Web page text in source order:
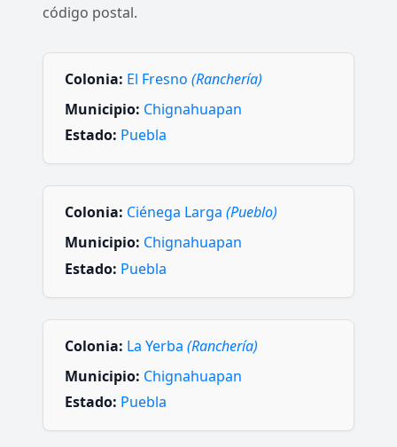
código postal.
Colonia: El Fresno (Ranchería)
Municipio: Chignahuapan
Estado: Puebla
Colonia: Ciénega Larga (Pueblo)
Municipio: Chignahuapan
Estado: Puebla
Colonia: La Yerba (Ranchería)
Municipio: Chignahuapan
Estado: Puebla